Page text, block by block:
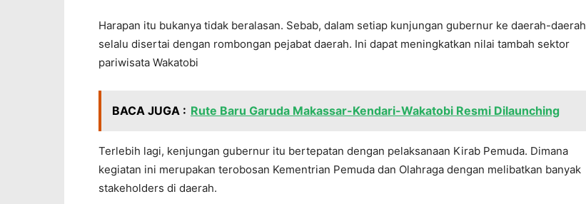
Harapan itu bukanya tidak beralasan. Sebab, dalam setiap kunjungan gubernur ke daerah-daerah
selalu disertai dengan rombongan pejabat daerah. Ini dapat meningkatkan nilai tambah sektor
pariwisata Wakatobi
BACA JUGA : Rute Baru Garuda Makassar-Kendari-Wakatobi Resmi Dilaunching
Terlebih lagi, kenjungan gubernur itu bertepatan dengan pelaksanaan Kirab Pemuda. Dimana
kegiatan ini merupakan terobosan Kementrian Pemuda dan Olahraga dengan melibatkan banyak
stakeholders di daerah.